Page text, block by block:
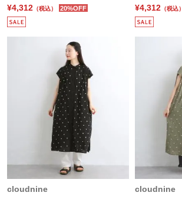
¥4,312 （税込） 20%OFF
¥4,312 （税込）
cloudnine
cloudnine